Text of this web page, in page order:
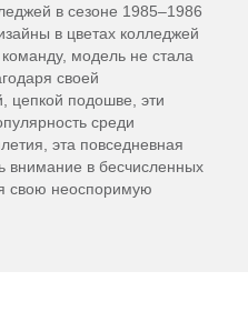
в сезоне 1985–1986
в цветах колледжей
модель не стала
своей
цепкой подошве, эти
среди
эта повседневная
внимание в бесчисленных
свою неоспоримую